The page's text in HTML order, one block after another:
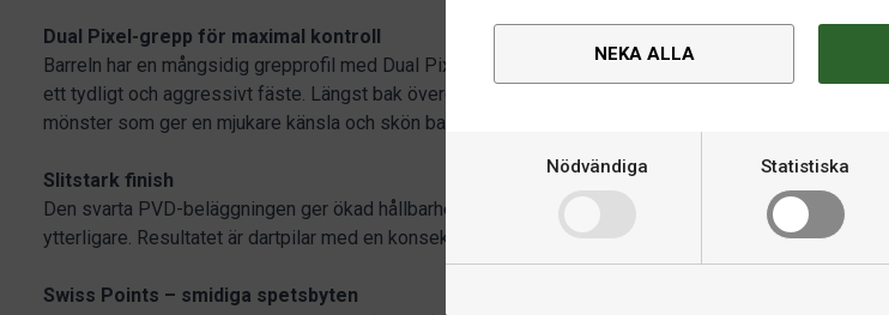
NEKA ALLA
Nödvändiga Statistiska
Dual Pixel-grepp för maximal kontroll
Barreln har en mångsidig grepprofil med Dual Pixel-teknologi framtill och i mitten som ger
ett tydligt och aggressivt fäste. Längst bak övergår greppet till ett mer subtilt, radiellt
mönster som ger en mjukare känsla och skön balans i handen.
Slitstark finish
Den svarta PVD-beläggningen ger ökad hållbarhet och lyfter fram greppmönstret
ytterligare. Resultatet är dartpilar med en konsekvent känsla och hög precision i varje kast.
Swiss Points – smidiga spetsbyten
Flights
Dartspetsar